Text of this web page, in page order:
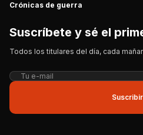
Crónicas de guerra
Suscríbete y sé el
Todos los titulares del día, cada